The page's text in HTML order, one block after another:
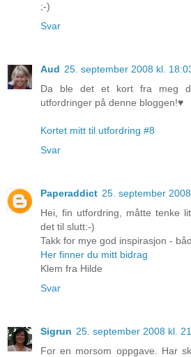
;-)
Svar
Aud 25. september 2008 kl.
Da ble det et kort fra meg
utfordringer på denne bloggen!♥
Kortet mitt til utfordring #8
Svar
Paperaddict 25. september
Hei, fin utfordring, måtte tenke
det til slutt:-)
Takk for mye god inspirasjon -
Her finner du mitt bidrag
Klem fra Hilde
Svar
Sigrun 25. september 2008 kl.
For en morsom oppgave. Har